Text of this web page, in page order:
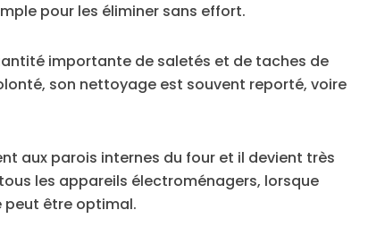
pour les éliminer sans effort.
importante de saletés et de taches de
son nettoyage est souvent reporté, voire
aux parois internes du four et il devient très
les appareils électroménagers, lorsque
peut être optimal.